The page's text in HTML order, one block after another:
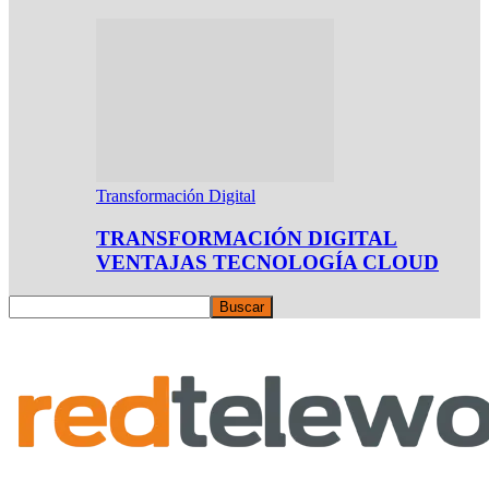
Transformación Digital
TRANSFORMACIÓN DIGITAL
VENTAJAS TECNOLOGÍA CLOUD